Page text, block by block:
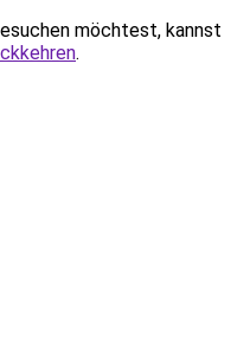
möchtest, kannst
.